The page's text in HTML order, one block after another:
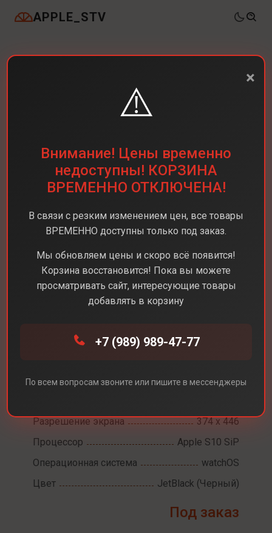
APPLE_STV
Смарт-часы Apple Watch Series 10 42mm
42mm
Разрешение экрана
374 х 446
Процессор
Apple S10 SiP
Операционная система
watchOS
Цвет
JetBlack (Черный)
Под заказ
×
⚠️
Внимание! Цены временно
недоступны! КОРЗИНА
ВРЕМЕННО ОТКЛЮЧЕНА!
В связи с резким изменением цен, все товары
ВРЕМЕННО доступны только под заказ.
Мы обновляем цены и скоро всё появится!
Корзина восстановится! Пока вы можете
просматривать сайт, интересующие товары
добавлять в корзину
+7 (989) 989-47-77
По всем вопросам звоните или пишите в мессенджеры